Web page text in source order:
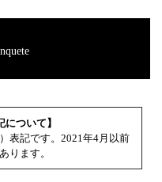
について】
表記です。2021年4月以前
ります。